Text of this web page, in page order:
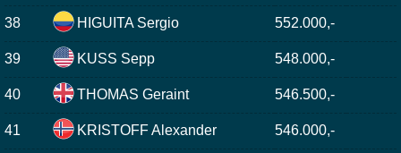
38 HIGUITA Sergio 552.000,-
39 KUSS Sepp 548.000,-
40 THOMAS Geraint 546.500,-
41 KRISTOFF Alexander 546.000,-